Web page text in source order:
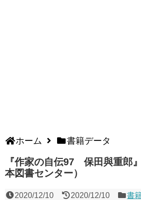
ホーム 書籍データ
『作家の自伝97 保田與重郎
本図書センター）
2020/12/10 2020/12/10 書